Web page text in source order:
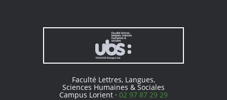
Faculté Lettres, Langues,
Sciences Humaines & Sociales
Campus Lorient · 02 97 87 29 29